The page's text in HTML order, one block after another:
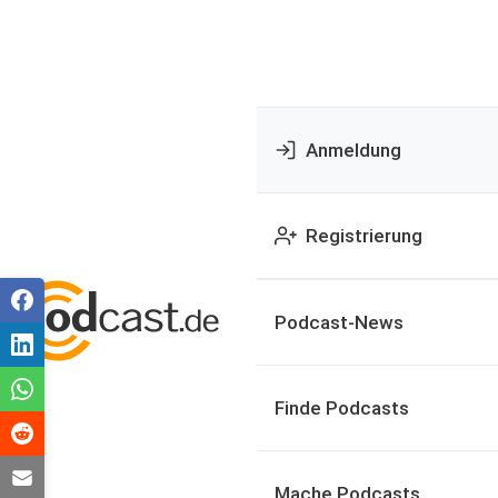
Anmeldung
Registrierung
Podcast-News
Finde Podcasts
Mache Podcasts